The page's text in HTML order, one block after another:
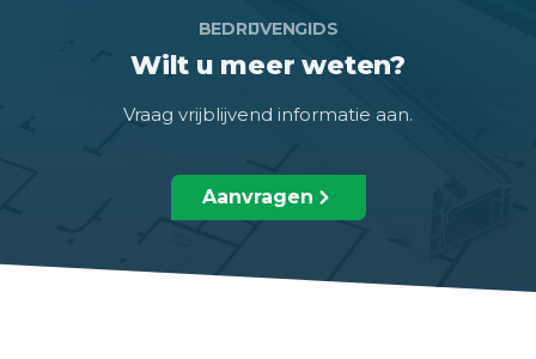
BEDRIJVENGIDS
Wilt u meer weten?
Vraag vrijblijvend informatie aan.
Aanvragen